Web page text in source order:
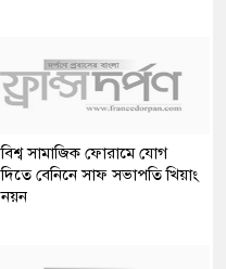
বিশ্ব সামাজিক ফোরামে যোগ
দিতে বেনিনে সাফ সভাপতি খিয়াং
নয়ন